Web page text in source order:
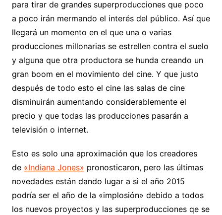
para tirar de grandes superproducciones que poco
a poco irán mermando el interés del público. Así que
llegará un momento en el que una o varias
producciones millonarias se estrellen contra el suelo
y alguna que otra productora se hunda creando un
gran boom en el movimiento del cine. Y que justo
después de todo esto el cine las salas de cine
disminuirán aumentando considerablemente el
precio y que todas las producciones pasarán a
televisión o internet.
Esto es solo una aproximación que los creadores
de «Indiana Jones» pronosticaron, pero las últimas
novedades están dando lugar a si el año 2015
podría ser el año de la «implosión» debido a todos
los nuevos proyectos y las superproducciones qe se